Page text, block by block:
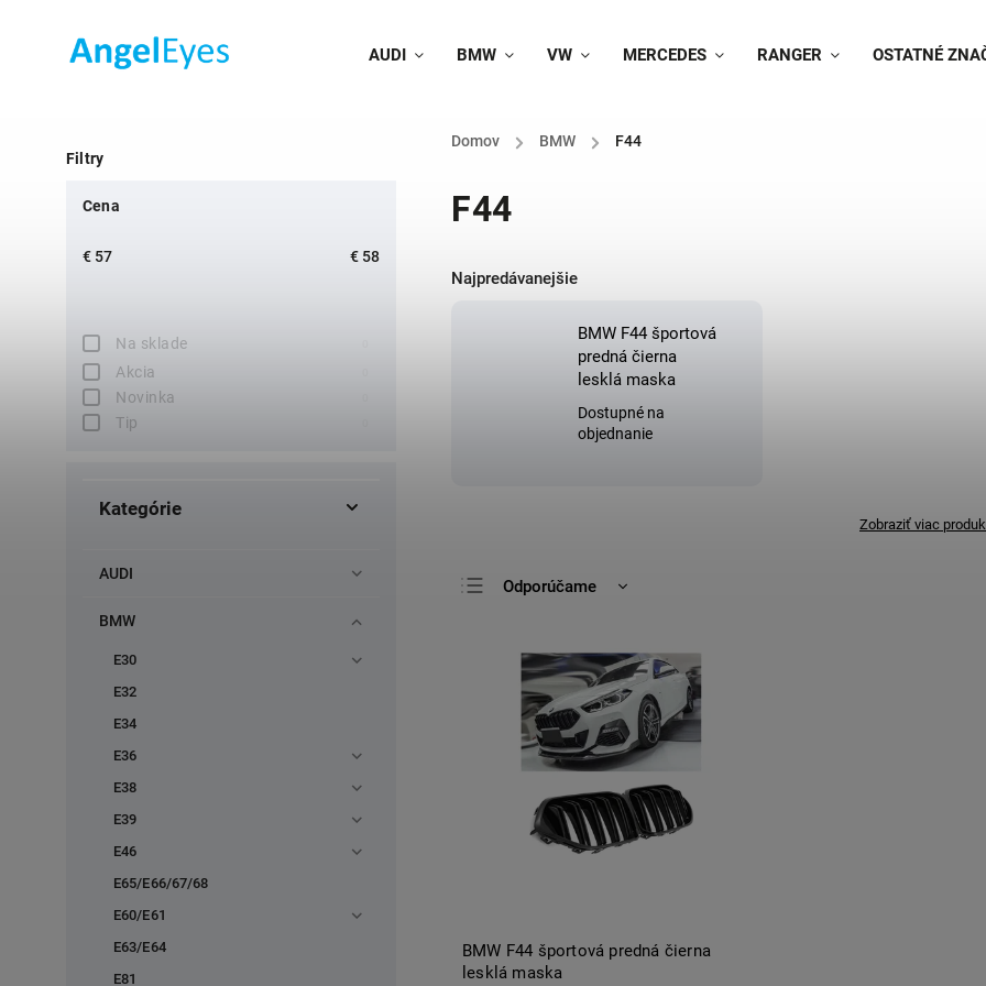
AUDI BMW VW MERCEDES RANGER OSTATNÉ
Domov / BMW /
F44
Filtry
Cena
€ 57 € 58
Na sklade
Akcia
Novinka
Tip
Kategórie
AUDI
BMW
E30
E32
E34
E36
E38
E39
E46
E65/E66/67/68
E60/E61
E63/E64
E81
F44
Najpredávanejšie
BMW F44 športová
predná čierna
lesklá maska
Dostupné na
objednanie
Zobraziť viac
Odporúčame
Najdrahšie
Najpredávanejšie
Abecedne
BMW F44 športová predná čierna
lesklá maska